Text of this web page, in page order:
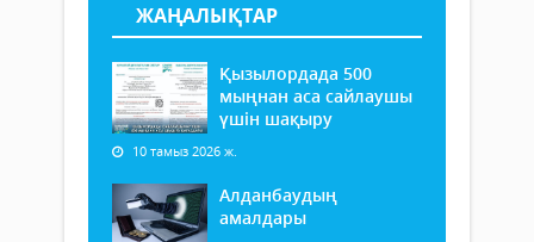
ЖАҢАЛЫҚТАР
Қызылордада 500
мыңнан аса сайлаушы
үшін шақыру
10 тамыз 2026 ж.
Алданбаудың
амалдары